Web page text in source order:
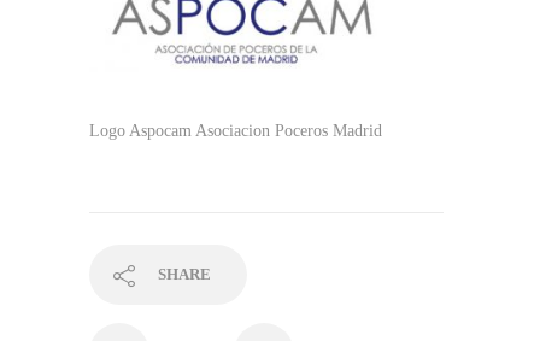
Logo Aspocam Asociacion Poceros Madrid
SHARE